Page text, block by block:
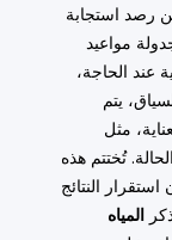
رصد استجابة
مواعيد
عند الحاجة،
يتم
مثل
تُختتم هذه
النتائج
المياه